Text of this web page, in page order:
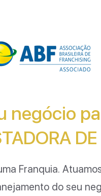
negócio
Franquia.
do seu